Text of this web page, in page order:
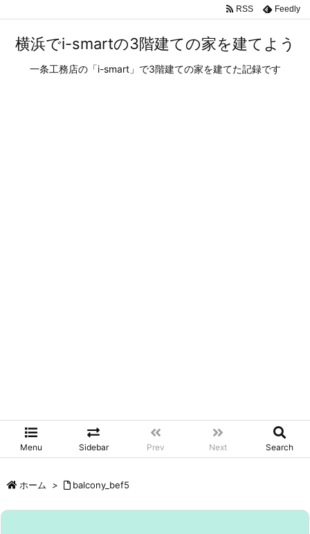
横浜でi-smartの3階建ての家を建てよう
一条工務店の「i-smart」で3階建ての家を建てた記録です
Menu Sidebar Prev Next Search
RSS Feedly
ホーム > balcony_bef5